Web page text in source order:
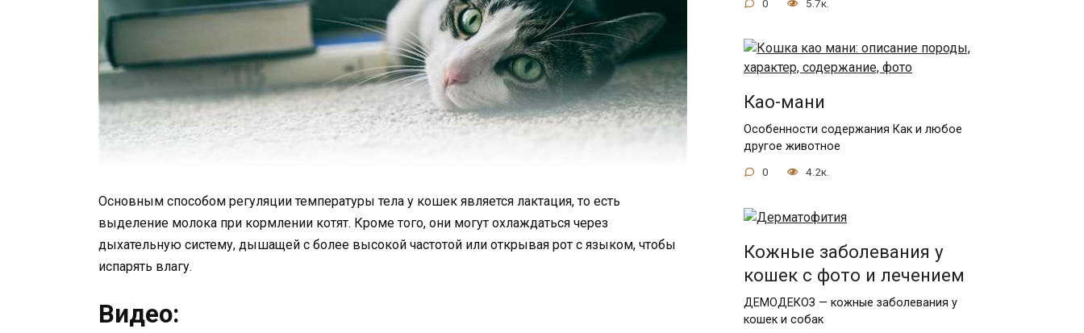
Основным способом регуляции температуры тела у кошек является лактация, то есть
выделение молока при кормлении котят. Кроме того, они могут охлаждаться через
дыхательную систему, дышащей с более высокой частотой или открывая рот с языком, чтобы
испарять влагу.
Видео:
0 5.7к.
Као-мани
Особенности содержания Как и любое
другое животное
0 4.2к.
Кожные заболевания у
кошек с фото и лечением
ДЕМОДЕКОЗ — кожные заболевания у
кошек и собак